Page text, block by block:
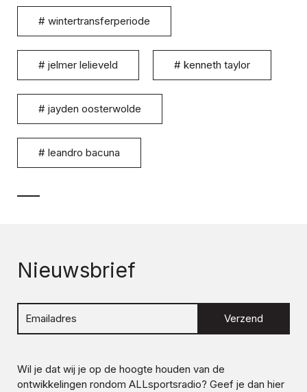
# wintertransferperiode
# jelmer lelieveld # kenneth taylor
# jayden oosterwolde
# leandro bacuna
Nieuwsbrief
Verzend
Wil je dat wij je op de hoogte houden van de
ontwikkelingen rondom ALLsportsradio? Geef je dan hier